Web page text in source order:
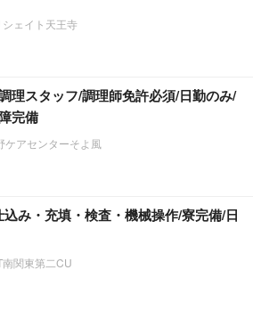
ェイト天王寺
理スタッフ/調理師免許必須/日勤のみ/
完備
ケアセンターそよ風
み・充填・検査・機械操作/寮完備/日
関東第二CU